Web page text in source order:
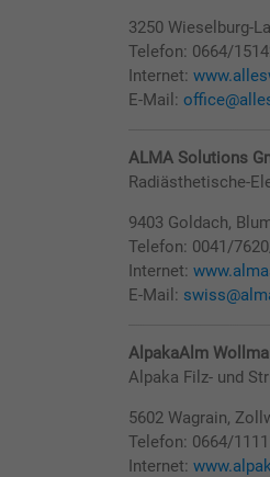
3250 Wieselburg-
Telefon: 0664/
Internet:
E-Mail:
ALMA Solutions
Radiästhetische-
9403 Goldach,
Telefon: 0041/
Internet:
E-Mail:
AlpakaAlm
Alpaka Filz- und
5602 Wagrain,
Telefon: 0664/
Internet: